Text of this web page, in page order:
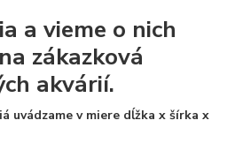
a vieme o nich
zákazková
akvárií.
uvádzame v miere dĺžka x šírka x